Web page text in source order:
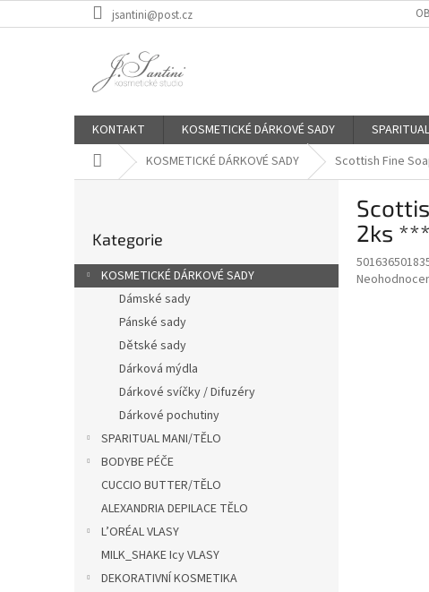
na
jsantini@post.cz
KONTAKT KOSMETICKÉ DÁRKOVÉ SADY
Domů KOSMETICKÉ DÁRKOVÉ SADY Scottish Fine
r
a
kategorie
Kategorie
KOSMETICKÉ DÁRKOVÉ SADY
Dámské sady
Pánské sady
Dětské sady
Dárková mýdla
Dárkové svíčky / Difuzéry
Dárkové pochutiny
SPARITUAL MANI/TĚLO
BODYBE PÉČE
CUCCIO BUTTER/TĚLO
ALEXANDRIA DEPILACE TĚLO
L’ORÉAL VLASY
MILK_SHAKE Icy VLASY
DEKORATIVNÍ KOSMETIKA
2ks ***
Průměrné